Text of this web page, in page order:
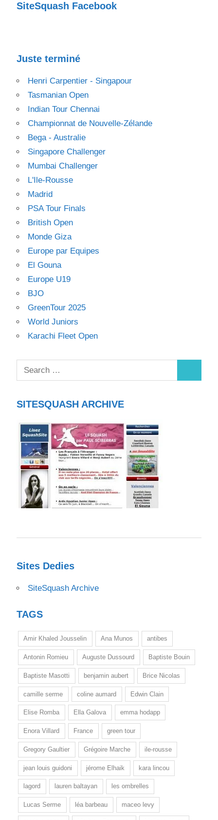
SiteSquash Facebook
Juste terminé
Henri Carpentier - Singapour
Tasmanian Open
Indian Tour Chennai
Championnat de Nouvelle-Zélande
Bega - Australie
Singapore Challenger
Mumbai Challenger
L'Ile-Rousse
Madrid
PSA Tour Finals
British Open
Monde Giza
Europe par Equipes
El Gouna
Europe U19
BJO
GreenTour 2025
World Juniors
Karachi Fleet Open
SITESQUASH ARCHIVE
Sites Dedies
SiteSquash Archive
TAGS
Amir Khaled Jousselin Ana Munos antibes
Antonin Romieu Auguste Dussourd Baptiste Bouin
Baptiste Masotti benjamin aubert Brice Nicolas
camille serme coline aumard Edwin Clain
Elise Romba Ella Galova emma hodapp
Enora Villard France green tour
Gregory Gaultier Grégoire Marche ile-rousse
jean louis guidoni jérome Elhaik kara lincou
lagord lauren baltayan les ombrelles
Lucas Serme léa barbeau maceo levy